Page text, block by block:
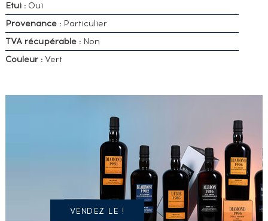
Etui :Oui
Provenance :Particulier
TVA récupérable :Non
Couleur :Vert
POSSÉDEZ
SPIRITUEUX
IDENTIQUE
VENDEZ LE !